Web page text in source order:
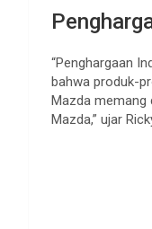
“Penghargaan
bahwa produk-
Mazda memang
Mazda,” ujar